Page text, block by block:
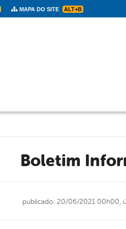
MAPA DO SITE ALT+B
Boletim
publicado: 20/06/2021 00h00,